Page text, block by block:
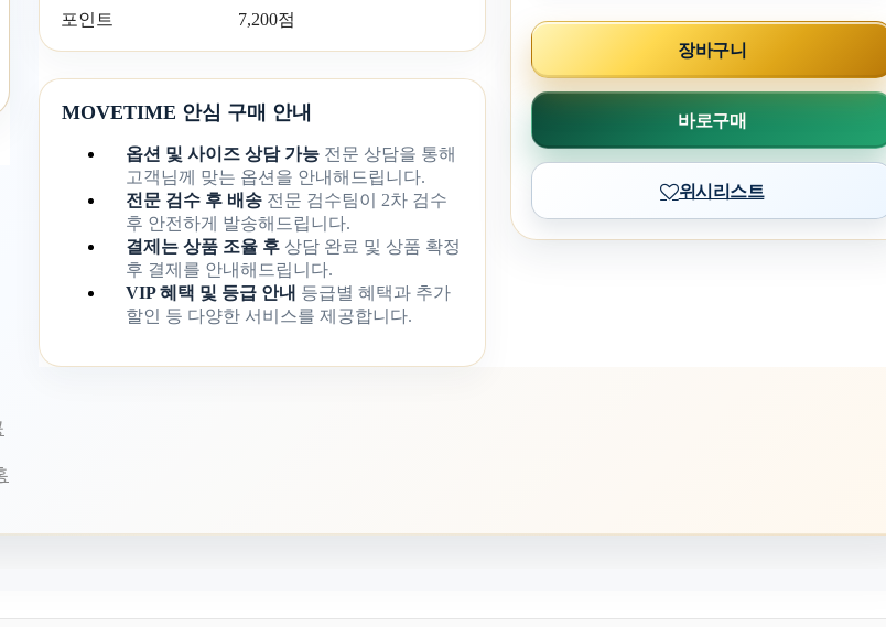
포인트 7,200점
MOVETIME 안심 구매 안내
옵션 및 사이즈 상담 가능 전문 상담을 통해
고객님께 맞는 옵션을 안내해드립니다.
전문 검수 후 배송 전문 검수팀이 2차 검수
후 안전하게 발송해드립니다.
결제는 상품 조율 후 상담 완료 및 상품 확정
후 결제를 안내해드립니다.
VIP 혜택 및 등급 안내 등급별 혜택과 추가
할인 등 다양한 서비스를 제공합니다.
바로구매
장바구니
위시리스트